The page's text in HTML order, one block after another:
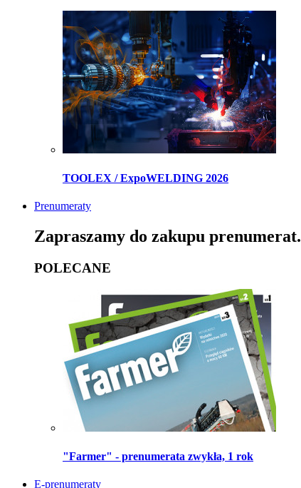
TOOLEX / ExpoWELDING 2026
Prenumeraty
Zapraszamy do zakupu prenumerat.
POLECANE
"Farmer" - prenumerata zwykła, 1 rok
E-prenumeraty